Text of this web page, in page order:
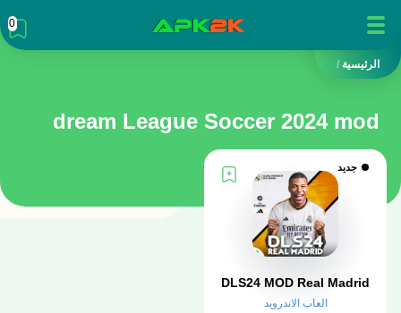
0
الرئيسية /
dream League Soccer 2024 mod
جديد
DLS24 MOD Real Madrid
العاب الاندرويد